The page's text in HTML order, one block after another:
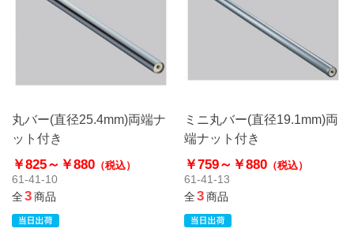
丸バー(直径25.4mm)両端ナ
ット付き
￥825～ ￥880 （税込）
61-41-10
全3商品
ミニ丸バー(直径19.1mm)両
端ナット付き
￥759～ ￥880 （税込）
61-41-13
全3商品